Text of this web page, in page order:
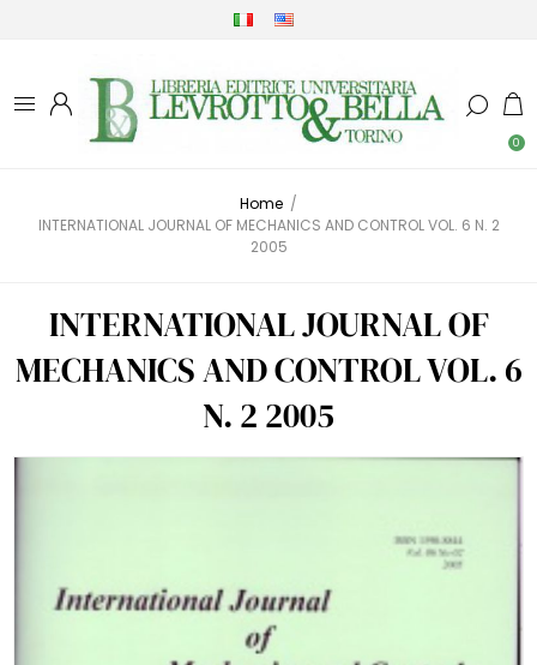
0
Home /
INTERNATIONAL JOURNAL OF MECHANICS AND CONTROL VOL. 6 N. 2
2005
INTERNATIONAL JOURNAL OF
MECHANICS AND CONTROL VOL. 6
N. 2 2005